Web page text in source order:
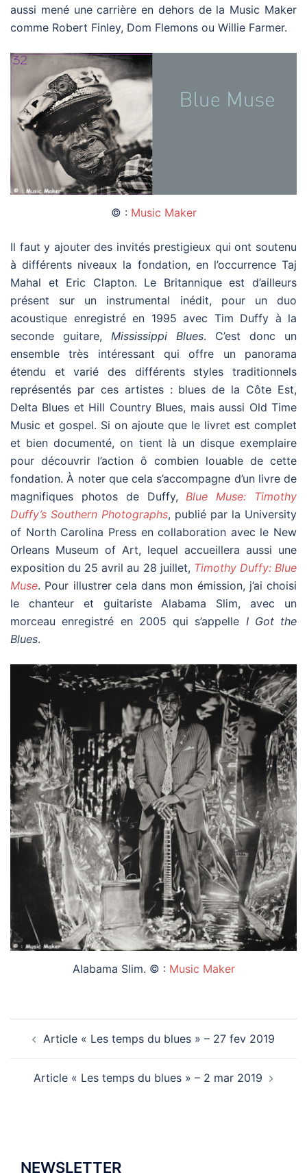
aussi mené une carrière en dehors de la Music Maker
comme Robert Finley, Dom Flemons ou Willie Farmer.
© : Music Maker
Il faut y ajouter des invités prestigieux qui ont soutenu
à différents niveaux la fondation, en l’occurrence Taj
Mahal et Eric Clapton. Le Britannique est d’ailleurs
présent sur un instrumental inédit, pour un duo
acoustique enregistré en 1995 avec Tim Duffy à la
seconde guitare, Mississippi Blues. C’est donc un
ensemble très intéressant qui offre un panorama
étendu et varié des différents styles traditionnels
représentés par ces artistes : blues de la Côte Est,
Delta Blues et Hill Country Blues, mais aussi Old Time
Music et gospel. Si on ajoute que le livret est complet
et bien documenté, on tient là un disque exemplaire
pour découvrir l’action ô combien louable de cette
fondation. À noter que cela s’accompagne d’un livre de
magnifiques photos de Duffy,Blue Muse: Timothy
Duffy’s Southern Photographs, publié par la University
of North Carolina Press en collaboration avec le New
Orleans Museum of Art, lequel accueillera aussi une
exposition du 25 avril au 28 juillet, Timothy Duffy: Blue
Muse. Pour illustrer cela dans mon émission, j’ai choisi
le chanteur et guitariste Alabama Slim, avec un
morceau enregistré en 2005 qui s’appelle I Got the
Blues.
Alabama Slim. © : Music Maker
d’article
Article « Les temps du blues » – 27 fev 2019
Article « Les temps du blues » – 2 mar 2019
NEWSLETTER